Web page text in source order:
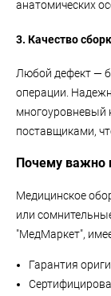
анатомических
3. Качество
Любой дефект —
операции.
многоуровневый
поставщиками,
Почему важно
Медицинское
или
"МедМаркет",
Гарантия